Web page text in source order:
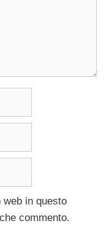
in questo
commento.